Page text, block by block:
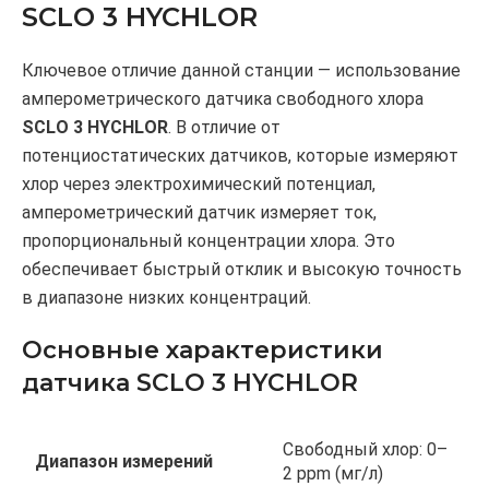
SCLO 3 HYCHLOR
Ключевое отличие данной станции — использование
амперометрического датчика свободного хлора
SCLO 3 HYCHLOR. В отличие от
потенциостатических датчиков, которые измеряют
хлор через электрохимический потенциал,
амперометрический датчик измеряет ток,
пропорциональный концентрации хлора. Это
обеспечивает быстрый отклик и высокую точность
в диапазоне низких концентраций.
Основные характеристики
датчика SCLO 3 HYCHLOR
Диапазон измерений
Свободный хлор: 0–
2 ppm (мг/л)